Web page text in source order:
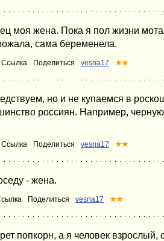
моя жена. Пока я пол жизни
сама беременела.
Ссылка Поделиться vesna17 ★★
но и не купаемся в
россиян. Например, черную
Ссылка Поделиться vesna17 ★★
- жена.
Поделиться vesna17 ★★
попкорн, а я человек